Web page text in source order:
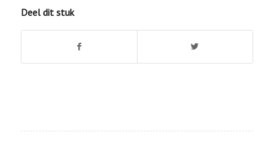
Deel dit stuk